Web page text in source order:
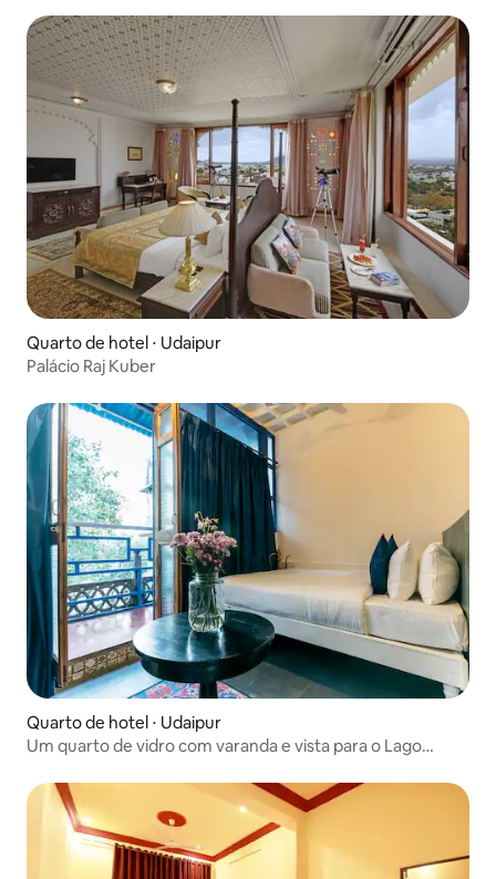
Quarto de hotel ⋅ Udaipur
Palácio Raj Kuber
Quarto de hotel ⋅ Udaipur
Um quarto de vidro com varanda e vista para o Lago